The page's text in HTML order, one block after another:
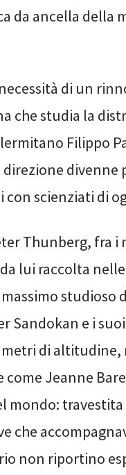
da ancella della
di un
che studia la
Filippo
divenne
scienziati di
Thunberg, fra i
lui raccolta
studioso
Sandokan e i
metri di altitudine,
come Jeanne
mondo:
che
non riportino